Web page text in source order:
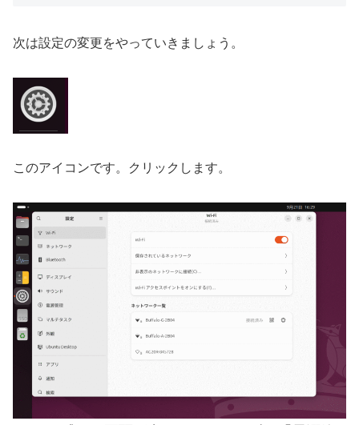
次は設定の変更をやっていきましょう。
このアイコンです。クリックします。